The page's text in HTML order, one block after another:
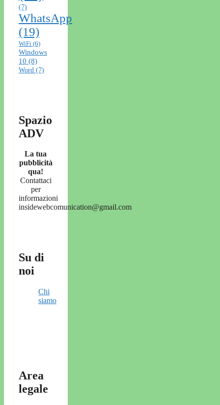
(7)
WhatsApp
(19)
WiFi (6)
Windows
10 (8)
Word (7)
Spazio
ADV
La tua
pubblicità
qua!
Contattaci
per
informazioni
insidewebcomunication@gmail.com
Su di
noi
Chi
siamo
Area
legale